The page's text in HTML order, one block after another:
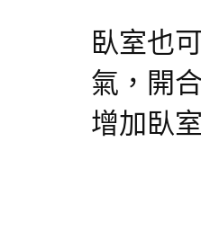
臥室也
氣，開
增加臥